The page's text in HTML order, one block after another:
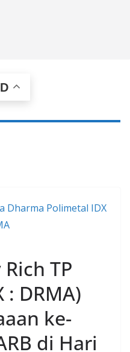
TP
: DRMA)
ke-
di Hari